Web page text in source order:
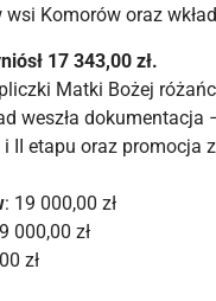
Komorów oraz
17 343,00 zł.
Matki Bożej
weszła
II etapu oraz promocja
: 19 000,00 zł
000,00 zł
zł